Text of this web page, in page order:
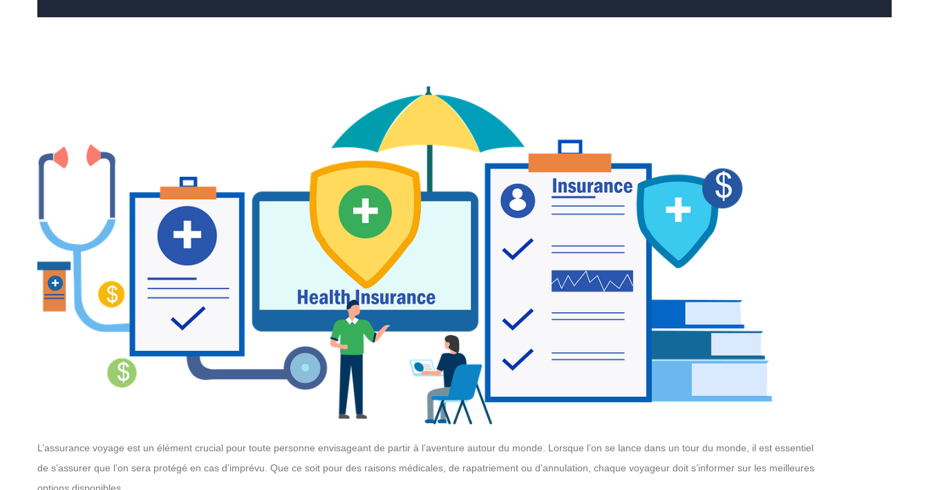
L’assurance voyage est un élément crucial pour toute personne envisageant de partir à l’aventure autour du monde. Lorsque l’on se lance dans un tour du monde, il est essentiel
de s’assurer que l’on sera protégé en cas d’imprévu. Que ce soit pour des raisons médicales, de rapatriement ou d’annulation, chaque voyageur doit s’informer sur les meilleures